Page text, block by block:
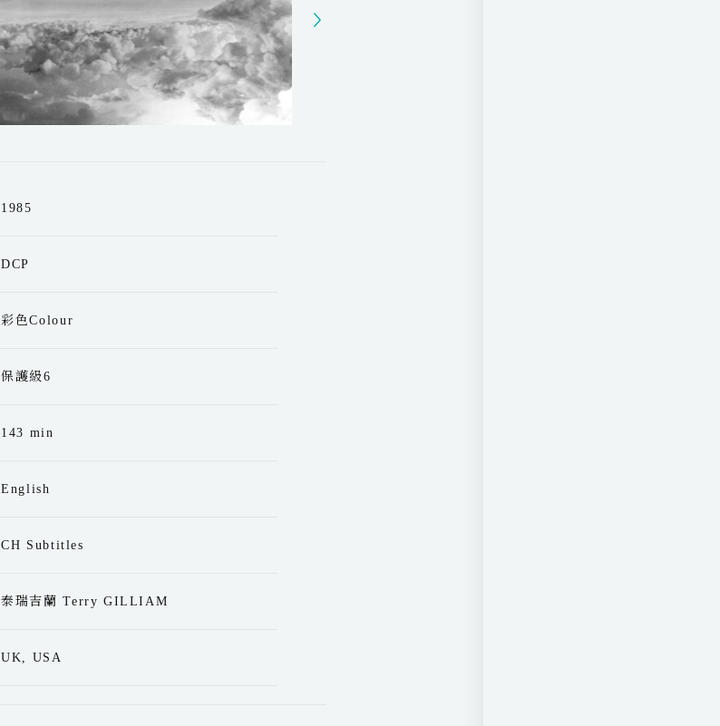
1985
DCP
彩色Colour
保護級6
143 min
English
CH Subtitles
泰瑞吉蘭 Terry GILLIAM
UK, USA